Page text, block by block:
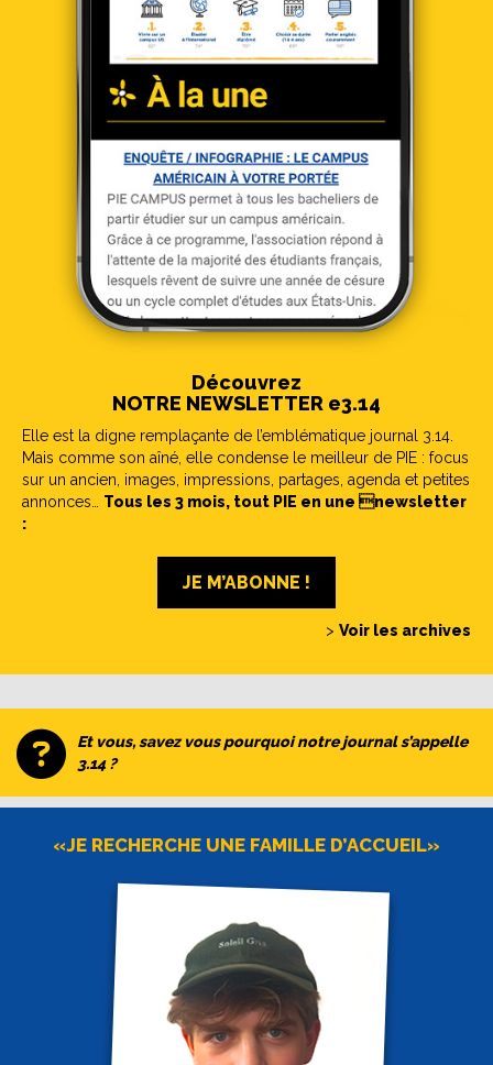
Découvrez
NOTRE NEWSLETTER e3.14
Elle est la digne remplaçante de l’emblématique journal 3.14.
Mais comme son aîné, elle condense le meilleur de PIE : focus
sur un ancien, images, impressions, partages, agenda et petites
annonces… Tous les 3 mois, tout PIE en une newsletter
:
JE M’ABONNE !
> Voir les archives
Et vous, savez vous pourquoi notre journal s’appelle
3.14 ?
«JE RECHERCHE UNE FAMILLE D’ACCUEIL»